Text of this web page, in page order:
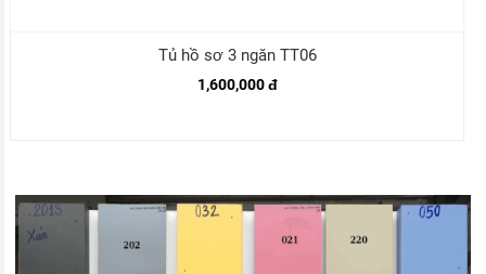
Tủ hồ sơ 3 ngăn TT06
1,600,000 đ